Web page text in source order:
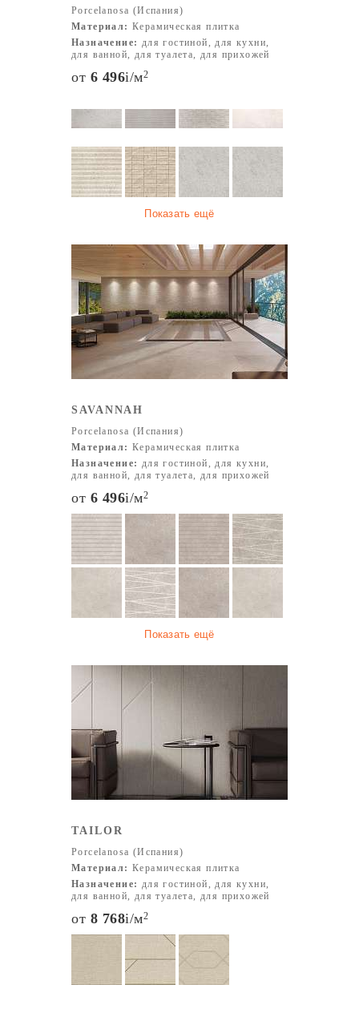
Porcelanosa (Испания)
Материал: Керамическая плитка
Назначение: для гостиной, для кухни,
для ванной, для туалета, для прихожей
от 6 496i/м2
Показать ещё
SAVANNAH
Porcelanosa (Испания)
Материал: Керамическая плитка
Назначение: для гостиной, для кухни,
для ванной, для туалета, для прихожей
от 6 496i/м2
Показать ещё
TAILOR
Porcelanosa (Испания)
Материал: Керамическая плитка
Назначение: для гостиной, для кухни,
для ванной, для туалета, для прихожей
от 8 768i/м2